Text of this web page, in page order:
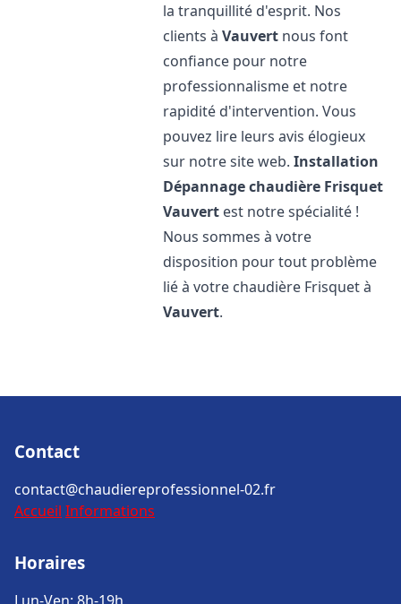
la tranquillité d'esprit. Nos
clients àVauvert nous font
confiance pour notre
professionnalisme et notre
rapidité d'intervention. Vous
pouvez lire leurs avis élogieux
sur notre site web.Installation
Dépannage chaudière Frisquet
Vauvert est notre spécialité !
Nous sommes à votre
disposition pour tout problème
lié à votre chaudière Frisquet à
Vauvert.
Contact
contact@chaudiereprofessionnel-02.fr
Accueil Informations
Horaires